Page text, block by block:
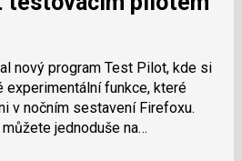
nový program Test Pilot, kde si
funkce, které
v nočním sestavení Firefoxu.
jednoduše na